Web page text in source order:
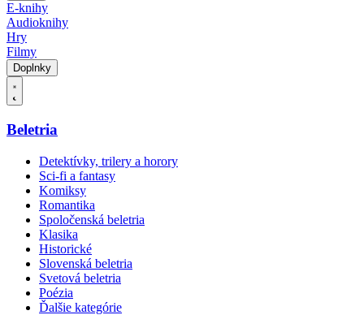
E-knihy
Audioknihy
Hry
Filmy
Doplnky
Beletria
Detektívky, trilery a horory
Sci-fi a fantasy
Komiksy
Romantika
Spoločenská beletria
Klasika
Historické
Slovenská beletria
Svetová beletria
Poézia
Ďalšie kategórie